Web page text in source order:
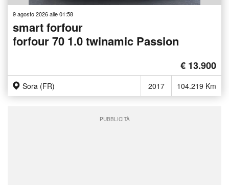
9 agosto 2026 alle 01:58
smart forfour
forfour 70 1.0 twinamic Passion
€ 13.900
Sora (FR) 2017 104.219 Km
PUBBLICITÀ